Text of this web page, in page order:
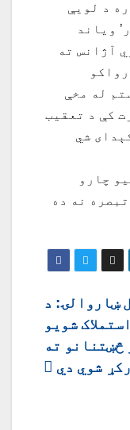
د لویې
ویاند
آژانس ته
له مخې
کې د تعقیب
شي
چارو
نه ده
ښاروالۍ: د
۳۰۰ استملاک شویو
څښتنانو ته
شوي دي